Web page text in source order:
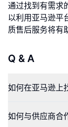
通过找到有需求
以利用亚马逊平
质售后服务将有
Q & A
如何在亚马逊上
如何与供应商合